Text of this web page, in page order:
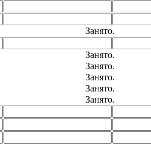
Занято.
Занято.
Занято.
Занято.
Занято.
Занято.